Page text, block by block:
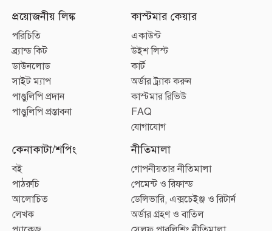
প্রয়োজনীয় লিঙ্ক
পরিচিতি
ব্র্যান্ড কিট
ডাউনলোড
সাইট ম্যাপ
পাণ্ডুলিপি প্রদান
পাণ্ডুলিপি প্রস্তাবনা
কাস্টমার কেয়ার
একাউন্ট
উইশ লিস্ট
কার্ট
অর্ডার ট্র্যাক করুন
কাস্টমার রিভিউ
FAQ
যোগাযোগ
কেনাকাটা/শপিং
বই
পাঠরুচি
আলোচিত
লেখক
নীতিমালা
গোপনীয়তার নীতিমালা
পেমেন্ট ও রিফান্ড
ডেলিভারি, এক্সচেইঞ্জ ও রিটার্ন
অর্ডার গ্রহণ ও বাতিল